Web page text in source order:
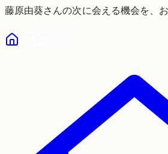
藤原由葵さんの次に会える機会を、